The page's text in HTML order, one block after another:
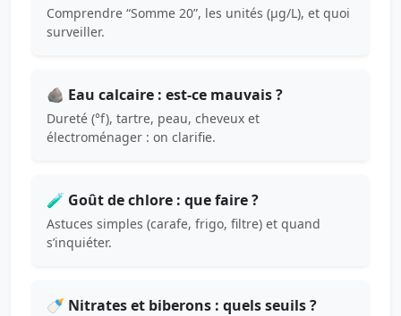
Comprendre “Somme 20”, les unités (µg/L), et quoi
surveiller.
🪨 Eau calcaire : est-ce mauvais ?
Dureté (°f), tartre, peau, cheveux et
électroménager : on clarifie.
🧪 Goût de chlore : que faire ?
Astuces simples (carafe, frigo, filtre) et quand
s’inquiéter.
🍼 Nitrates et biberons : quels seuils ?